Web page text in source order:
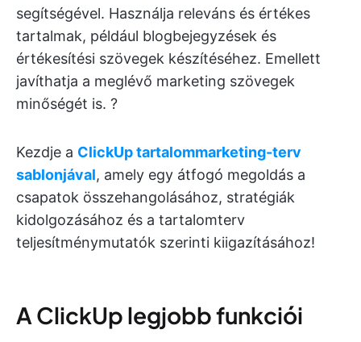
segítségével. Használja releváns és értékes
tartalmak, például blogbejegyzések és
értékesítési szövegek készítéséhez. Emellett
javíthatja a meglévő marketing szövegek
minőségét is. ?
Kezdje a ClickUp tartalommarketing-terv
sablonjával, amely egy átfogó megoldás a
csapatok összehangolásához, stratégiák
kidolgozásához és a tartalomterv
teljesítménymutatók szerinti kiigazításához!
A ClickUp legjobb funkciói